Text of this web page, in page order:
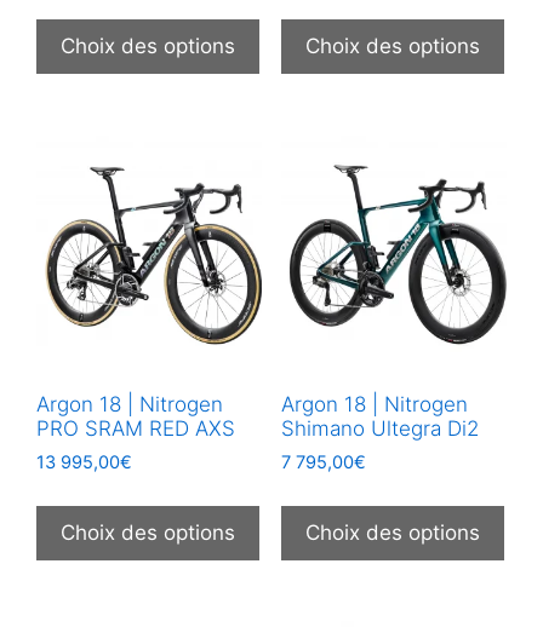
Choix des options
produit
a
peuvent
être
choisies
sur
du
produit
Choix des options
a
être
sur
Argon 18 | Nitrogen
PRO SRAM RED AXS
13 995,00€
Choix des options
produit
a
Argon 18 | Nitrogen
Shimano Ultegra Di2
7 795,00€
Choix des options
a